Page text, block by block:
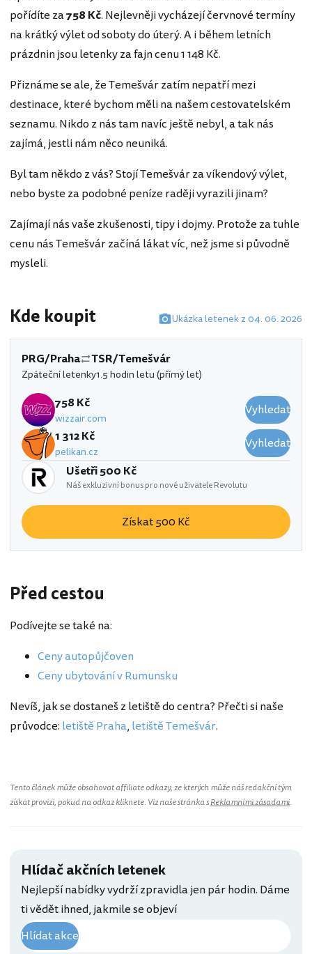
pořídíte za758 Kč. Nejlevněji vycházejí červnové termíny
na krátký výlet od soboty do úterý. A i během letních
prázdnin jsou letenky za fajn cenu 1 148 Kč.
Přiznáme se ale, že Temešvár zatím nepatří mezi
destinace, které bychom měli na našem cestovatelském
seznamu. Nikdo z nás tam navíc ještě nebyl, a tak nás
zajímá, jestli nám něco neuniká.
Byl tam někdo z vás? Stojí Temešvár za víkendový výlet,
nebo byste za podobné peníze raději vyrazili jinam?
Zajímají nás vaše zkušenosti, tipy i dojmy. Protože za tuhle
cenu nás Temešvár začíná lákat víc, než jsme si původně
mysleli.
Kde koupit Ukázka letenek z 04. 06. 2026
PRG/Praha TSR/Temešvár
Zpáteční letenky1.5 hodin letu (přímý let)
758 Kč
wizzair.com
Vyhledat
1 312 Kč
pelikan.cz
Vyhledat
Ušetři 500 Kč
Náš exkluzivní bonus pro nové uživatele Revolutu
Získat 500 Kč
Před cestou
Podívejte se také na:
Ceny autopůjčoven
Ceny ubytování v Rumunsku
Nevíš, jak se dostaneš z letiště do centra? Přečti si naše
průvodce: letiště Praha, letiště Temešvár.
Tento článek může obsahovat affiliate odkazy, ze kterých může náš redakční tým
získat provizi, pokud na odkaz kliknete. Viz naše stránka sReklamními zásadami.
Hlídač akčních letenek
Nejlepší nabídky vydrží zpravidla jen pár hodin. Dáme
ti vědět ihned, jakmile se objeví
Hlídat akce